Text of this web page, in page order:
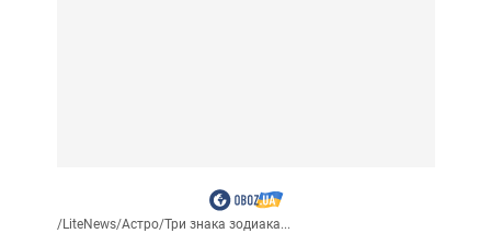
/LiteNews/Астро/Три знака зодиака...